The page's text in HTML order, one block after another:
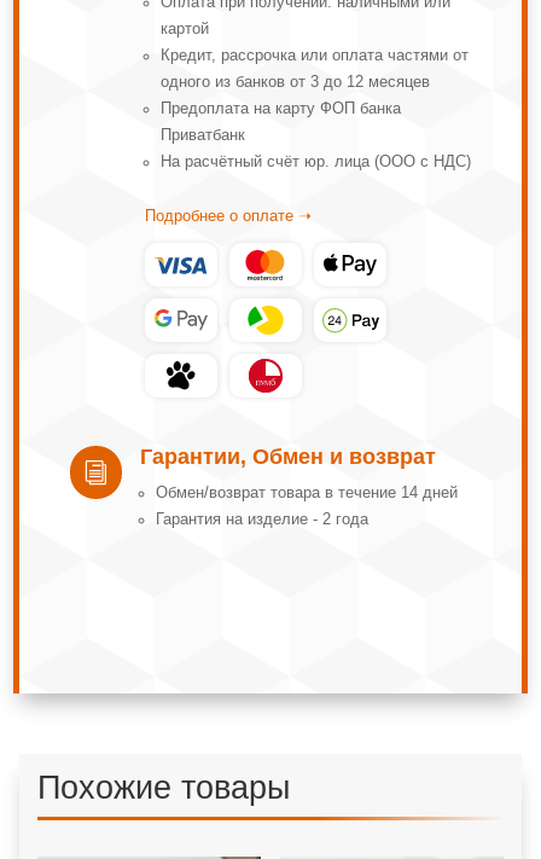
картой
Кредит, рассрочка или оплата частями от
одного из банков от 3 до 12 месяцев
Предоплата на карту ФОП банка
Приватбанк
На расчётный счёт юр. лица (ООО с НДС)
Подробнее о оплате ➝
i
Гарантии, Обмен и возврат
Обмeн/вoзвpaт тoвapa в тeчeниe 14 днeй
Гарантия на изделие - 2 года
Похожие товары